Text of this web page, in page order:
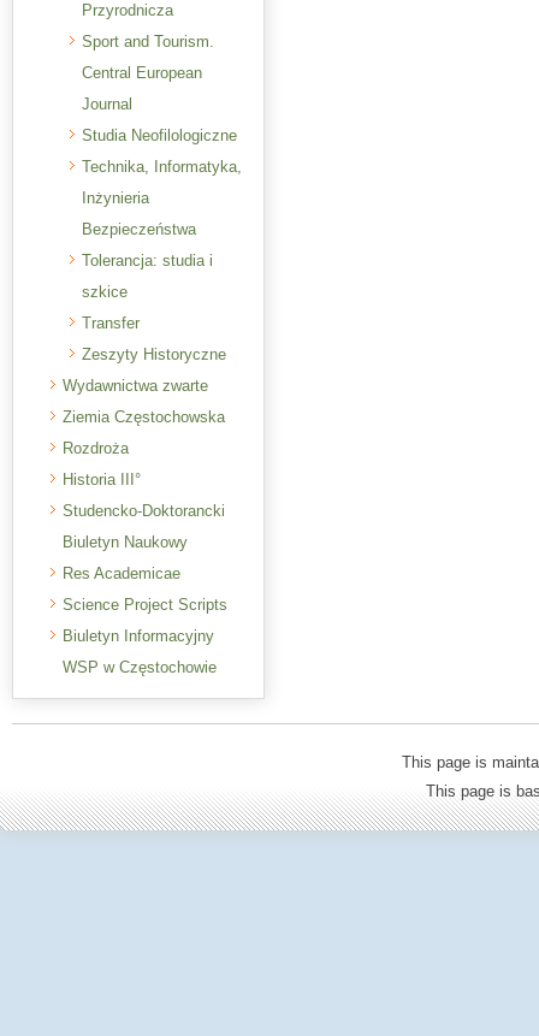
Przyrodnicza
Sport and Tourism.
Central European
Journal
Studia Neofilologiczne
Technika, Informatyka,
Inżynieria
Bezpieczeństwa
Tolerancja: studia i
szkice
Transfer
Zeszyty Historyczne
Wydawnictwa zwarte
Ziemia Częstochowska
Rozdroża
Historia III°
Studencko-Doktorancki
Biuletyn Naukowy
Res Academicae
Science Project Scripts
Biuletyn Informacyjny
WSP w Częstochowie
This page is
This page is